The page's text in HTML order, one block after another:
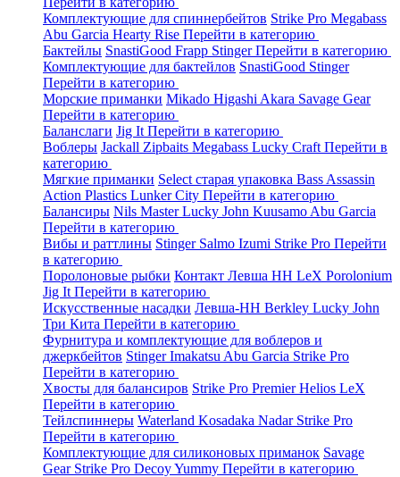
Комплектующие для спиннербейтов Strike Pro Megabass
Abu Garcia Hearty Rise Перейти в категорию
Бактейлы SnastiGood Frapp StingerПерейти в категорию
Комплектующие для бактейлов SnastiGood Stinger
Перейти в категорию
Морские приманки Mikado Higashi Akara Savage Gear
Перейти в категорию
Баланслаги Jig It Перейти в категорию
Воблеры Jackall Zipbaits Megabass Lucky Craft Перейти в
категорию
Мягкие приманки Select старая упаковка Bass Assassin
Action Plastics Lunker City Перейти в категорию
Балансиры Nils MasterLucky John Kuusamo Abu Garcia
Перейти в категорию
Вибы и раттлины Stinger Salmo Izumi Strike Pro Перейти
в категорию
Поролоновые рыбки Контакт Левша НН LeX Porolonium
Jig It Перейти в категорию
Искусственные насадки Левша-НН Berkley Lucky John
Три Кита Перейти в категорию
Фурнитура и комплектующие для воблеров и
джеркбейтов StingerImakatsu Abu Garcia Strike Pro
Перейти в категорию
Хвосты для балансиров Strike Pro PremierHelios LeX
Перейти в категорию
Тейлспиннеры Waterland Kosadaka Nadar Strike Pro
Перейти в категорию
Комплектующие для силиконовых приманок Savage
Gear Strike Pro DecoyYummy Перейти в категорию